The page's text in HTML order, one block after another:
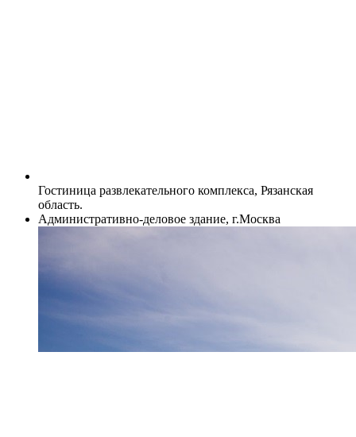
Гостиница развлекательного комплекса, Рязанская
область.
Административно-деловое здание, г.Москва